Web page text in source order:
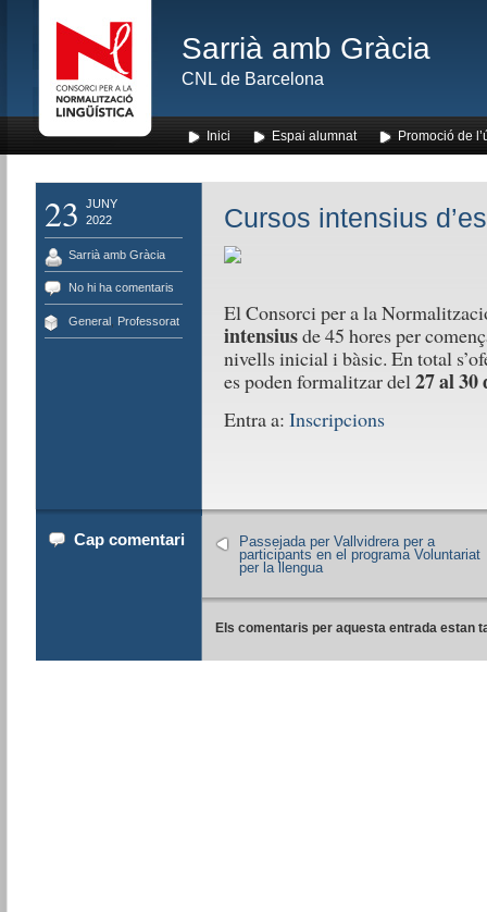
Sarrià amb Gràcia
CNL de Barcelona
Inici Espai alumnat Promoció de
23
JUNY
2022
Sarrià amb Gràcia
No hi ha comentaris
General, Professorat
Cursos intensius
El Consorci per a la
intensiusde 45 hores per
nivells inicial i bàsic. En total
es poden formalitzar del27 al 30
Entra a: Inscripcions
Cap comentari
Passejada per Vallvidrera per a
participants en el programa Voluntariat
per la llengua
Els comentaris per aquesta entrada estan